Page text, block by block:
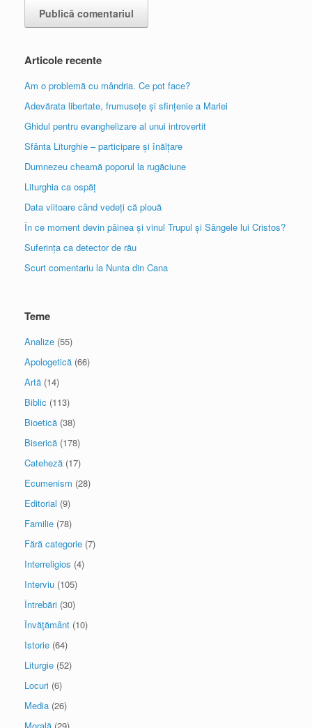
Articole recente
Am o problemă cu mândria. Ce pot face?
Adevărata libertate, frumusețe și sfințenie a Mariei
Ghidul pentru evanghelizare al unui introvertit
Sfânta Liturghie – participare și înălțare
Dumnezeu cheamă poporul la rugăciune
Liturghia ca ospăț
Data viitoare când vedeți că plouă
În ce moment devin pâinea și vinul Trupul și Sângele lui Cristos?
Suferința ca detector de rău
Scurt comentariu la Nunta din Cana
Teme
Analize (55)
Apologetică (66)
Artă (14)
Biblic (113)
Bioetică (38)
Biserică (178)
Cateheză (17)
Ecumenism (28)
Editorial (9)
Familie (78)
Fără categorie (7)
Interreligios (4)
Interviu (105)
Întrebări (30)
Învăţământ (10)
Istorie (64)
Liturgie (52)
Locuri (6)
Media (26)
Morală (29)